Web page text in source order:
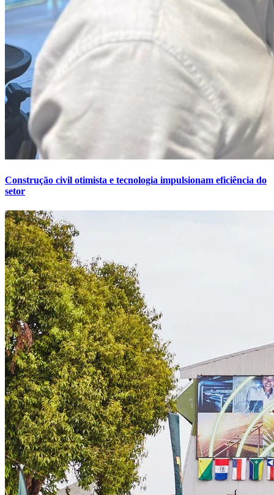
Construção civil otimista e tecnologia impulsionam eficiência do
setor